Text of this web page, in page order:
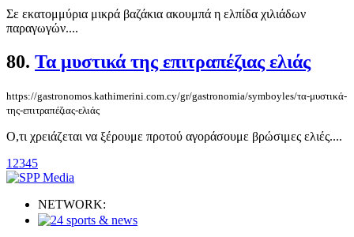
Σε εκατομμύρια μικρά βαζάκια ακουμπά η ελπίδα χιλιάδων
παραγωγών....
80. Τα μυστικά της επιτραπέζιας ελιάς
https://gastronomos.kathimerini.com.cy/gr/gastronomia/symboyles/τα-μυστικά-
της-επιτραπέζιας-ελιάς
Ο,τι χρειάζεται να ξέρουμε προτού αγοράσουμε βρώσιμες ελιές....
1 2345
NETWORK: